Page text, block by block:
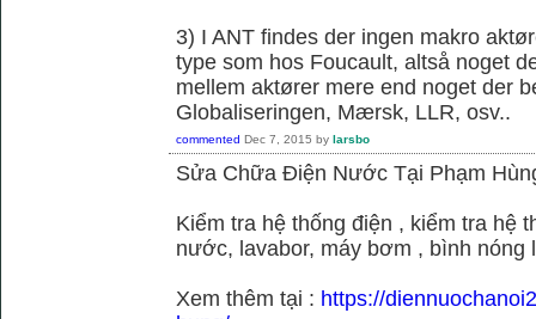
3) I ANT findes der ingen makro
type som hos Foucault, altså noget
mellem aktører mere end noget der
Globaliseringen, Mærsk, LLR, osv..
commented Dec 7, 2015 by larsbo
Sửa Chữa Điện Nước Tại Phạm
Kiểm tra hệ thống điện , kiểm tra hệ
nước, lavabor, máy bơm , bình nóng
Xem thêm tại : https://